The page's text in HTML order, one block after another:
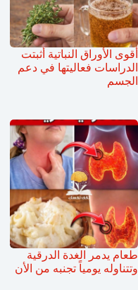
أقوى الأوراق النباتية أثبتت
الدراسات فعاليتها في دعم
الجسم
طعام يدمر الغدة الدرقية
وتتناوله يومياً تجنبه من الأن